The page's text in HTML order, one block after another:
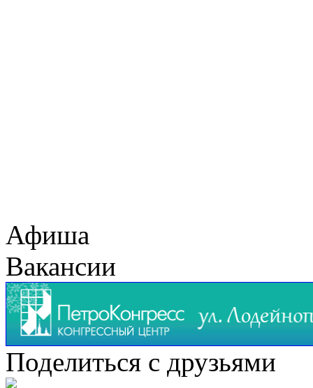
Афиша
Вакансии
Поделиться с друзьями